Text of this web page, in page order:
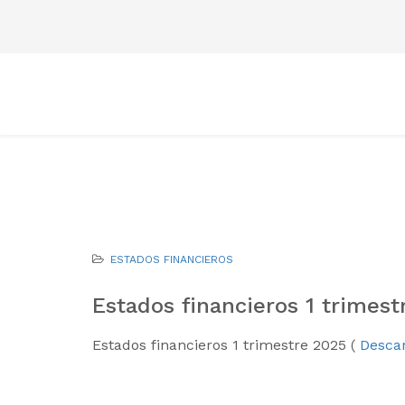
ESTADOS FINANCIEROS
Estados financieros 1
Estados financieros 1 trimestre 2025 (